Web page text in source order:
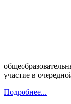
участие в
Подробнее...